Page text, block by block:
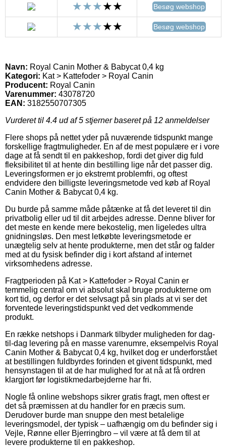
Besøg webshop
Besøg webshop
Navn: Royal Canin Mother & Babycat 0,4 kg
Kategori: Kat > Kattefoder > Royal Canin
Producent: Royal Canin
Varenummer: 43078720
EAN: 3182550707305
Vurderet til 4.4 ud af 5 stjerner baseret på 12 anmeldelser
Flere shops på nettet yder på nuværende tidspunkt mange
forskellige fragtmuligheder. En af de mest populære er i vore
dage at få sendt til en pakkeshop, fordi det giver dig fuld
fleksibilitet til at hente din bestilling lige når det passer dig.
Leveringsformen er jo ekstremt problemfri, og oftest
endvidere den billigste leveringsmetode ved køb af Royal
Canin Mother & Babycat 0,4 kg.
Du burde på samme måde påtænke at få det leveret til din
privatbolig eller ud til dit arbejdes adresse. Denne bliver for
det meste en kende mere bekostelig, men ligeledes ultra
gnidningsløs. Den mest letkøbte leveringsmetode er
unægtelig selv at hente produkterne, men det står og falder
med at du fysisk befinder dig i kort afstand af internet
virksomhedens adresse.
Fragtperioden på Kat > Kattefoder > Royal Canin er
temmelig central om vi absolut skal bruge produkterne om
kort tid, og derfor er det selvsagt på sin plads at vi ser det
forventede leveringstidspunkt ved det vedkommende
produkt.
En række netshops i Danmark tilbyder muligheden for dag-
til-dag levering på en masse varenumre, eksempelvis Royal
Canin Mother & Babycat 0,4 kg, hvilket dog er underforstået
at bestillingen fuldbyrdes forinden et givent tidspunkt, med
hensynstagen til at de har mulighed for at nå at få ordren
klargjort før logistikmedarbejderne har fri.
Nogle få online webshops sikrer gratis fragt, men oftest er
det så præmissen at du handler for en præcis sum.
Derudover burde man snuppe den mest betalelige
leveringsmodel, der typisk – uafhængig om du befinder sig i
Vejle, Rønne eller Bjerringbro – vil være at få dem til at
levere produkterne til en pakkeshop.